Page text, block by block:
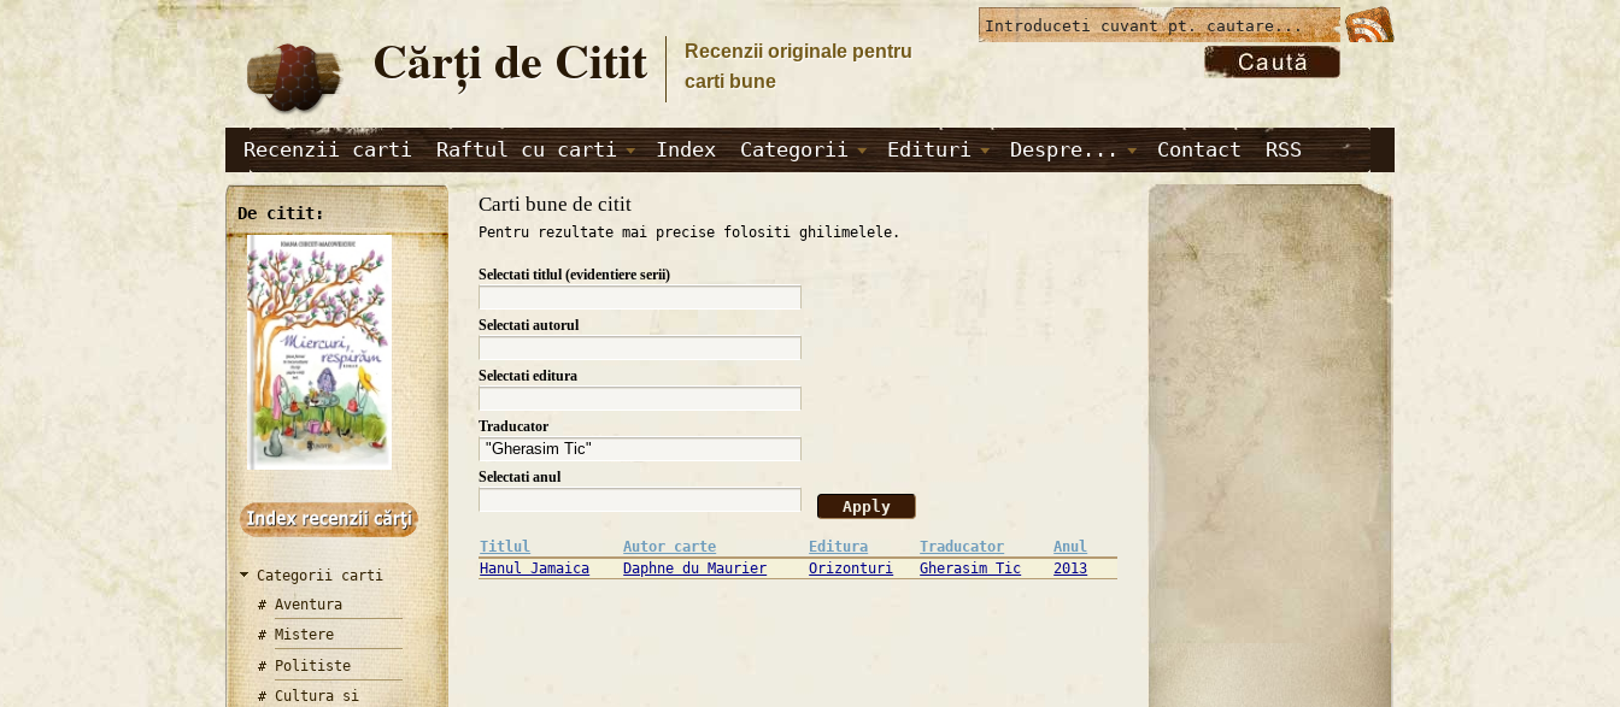
Cărţi de Citit
Recenzii originale pentru
carti bune
Recenzii carti Raftul cu carti Index Categorii Edituri Despre... Contact RSS
De citit:
Categorii carti
Aventura
Mistere
Politiste
Cultura si
Carti bune de citit
Pentru rezultate mai precise folositi ghilimelele.
Selectati titlul (evidentiere serii)
Selectati autorul
Selectati editura
Traducator
Selectati anul
Titlul Autor carte Editura Traducator
Anul
Hanul Jamaica
Daphne du Maurier Orizonturi Gherasim Tic 2013